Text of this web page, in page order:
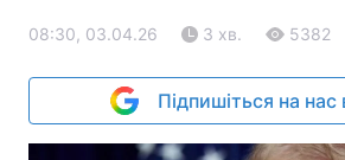
08:30, 03.04.26 3 хв. 5382
Підпишіться на нас